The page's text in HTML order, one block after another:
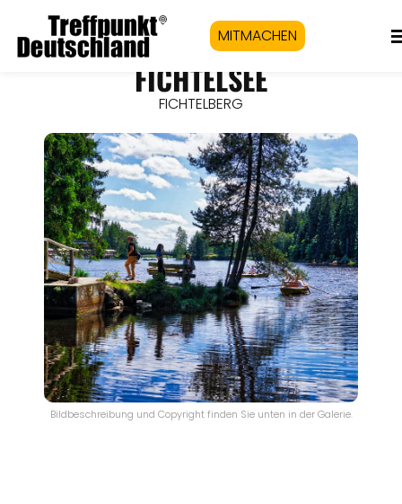
MITMACHEN
FICHTELSEE
FICHTELBERG
Bildbeschreibung und Copyright finden Sie unten in der Galerie.